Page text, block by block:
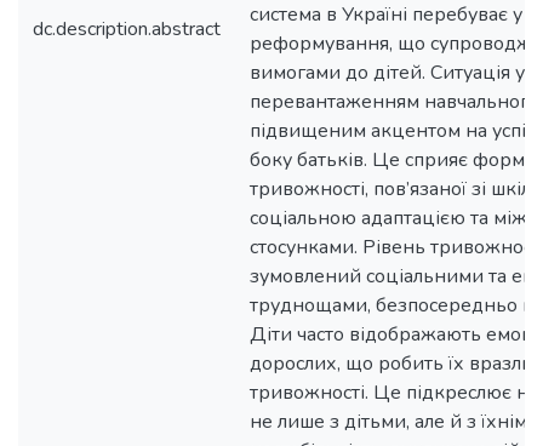
dc.description.abstract
система в Україні перебуває у
реформування, що
вимогами до дітей. Ситуація
перевантаженням
підвищеним акцентом на
боку батьків. Це сприяє
тривожності, пов’язаної зі
соціальною адаптацією та
стосунками. Рівень
зумовлений соціальними та
труднощами, безпосередньо
Діти часто відображають
дорослих, що робить їх
тривожності. Це підкреслює
не лише з дітьми, але й з